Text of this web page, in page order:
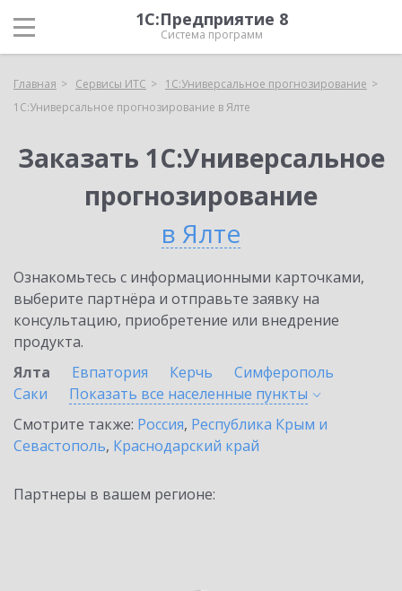
1С:Предприятие 8
Система программ
Главная Сервисы ИТС
1С:Универсальное прогнозирование
1С:Универсальное прогнозирование в Ялте
Заказать 1С:Универсальное
прогнозирование
в Ялте
Ознакомьтесь с информационными карточками,
выберите партнёра и отправьте заявку на
консультацию, приобретение или внедрение
продукта.
Ялта
Евпатория Керчь
Симферополь
Саки
Показать все населенные пункты
Смотрите также: Россия, Республика Крым и
Севастополь, Краснодарский край
Партнеры в вашем регионе: